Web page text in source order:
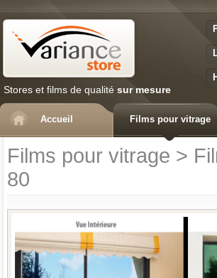
Stores et films de qualité sur mesure
Accueil Films pour vitrage
Films pour vitrage >
80